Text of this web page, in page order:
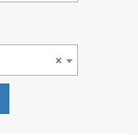
×